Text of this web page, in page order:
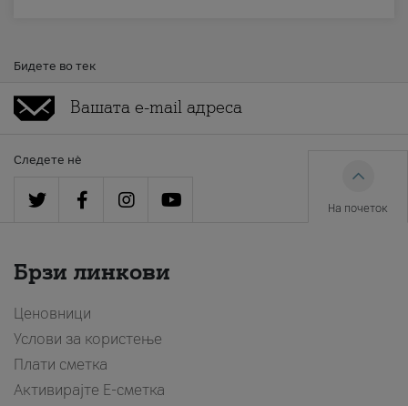
Бидете во тек
Следете нè
На почеток
Брзи линкови
Ценовници
Услови за користење
Плати сметка
Активирајте Е-сметка